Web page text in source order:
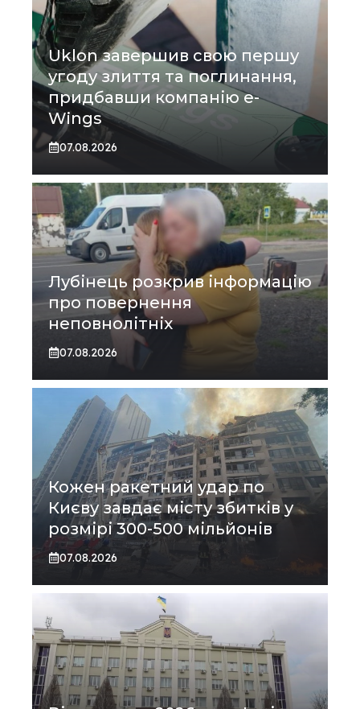
Uklon завершив свою першу
угоду злиття та поглинання,
придбавши компанію e-
Wings
07.08.2026
Лубінець розкрив інформацію
про повернення
неповнолітніх
07.08.2026
Кожен ракетний удар по
Києву завдає місту збитків у
розмірі 300-500 мільйонів
07.08.2026